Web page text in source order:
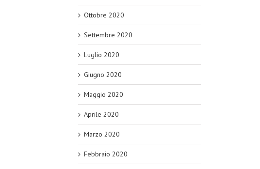
Ottobre 2020
Settembre 2020
Luglio 2020
Giugno 2020
Maggio 2020
Aprile 2020
Marzo 2020
Febbraio 2020